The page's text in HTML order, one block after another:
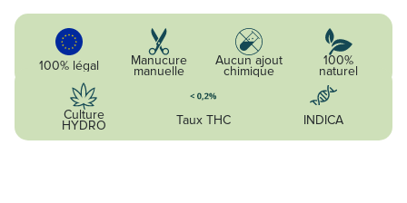
100% légal Manucure
manuelle
Aucun ajout
chimique
100%
naturel
Culture
HYDRO Taux THC INDICA